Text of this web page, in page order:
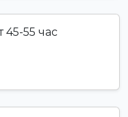
45-55 час